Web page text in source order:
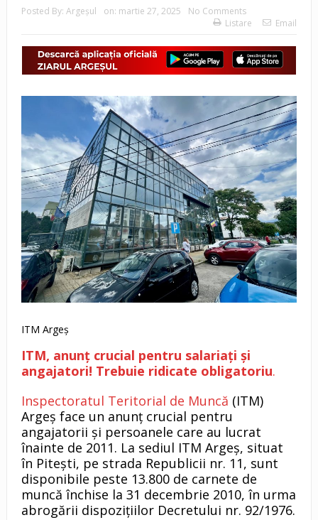
Posted By: Argeşul on: martie 27, 2025
No Comments
Listare
Email
ITM Argeș
ITM, anunț crucial pentru salariați și
angajatori! Trebuie ridicate obligatoriu.
Inspectoratul Teritorial de Muncă (ITM)
Argeș face un anunț crucial pentru
angajatorii și persoanele care au lucrat
înainte de 2011. La sediul ITM Argeș, situat
în Pitești, pe strada Republicii nr. 11, sunt
disponibile peste 13.800 de carnete de
muncă închise la 31 decembrie 2010, în urma
abrogării dispozițiilor Decretului nr. 92/1976.